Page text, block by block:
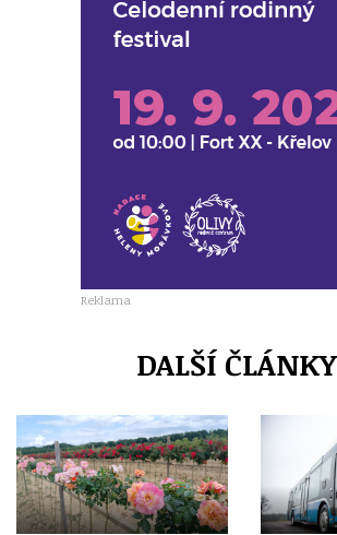
Reklama
DALŠÍ ČLÁNKY